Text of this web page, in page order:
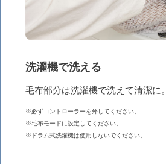
洗濯機で洗える
毛布部分は洗濯機で洗えて清潔に。
※必ずコントローラーを外してください。
※毛布モードに設定してください。
※ドラム式洗濯機は使用しないでください。